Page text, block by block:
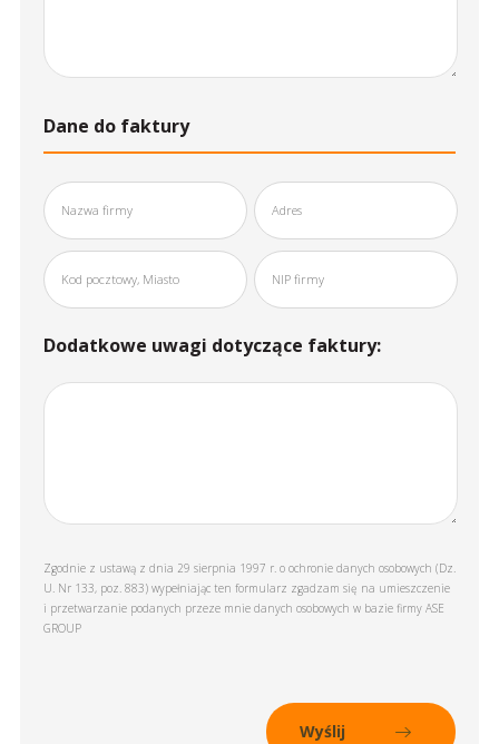
Dane do faktury
Dodatkowe uwagi dotyczące faktury:
Zgodnie z ustawą z dnia 29 sierpnia 1997 r. o ochronie danych osobowych (Dz.
U. Nr 133, poz. 883) wypełniając ten formularz zgadzam się na umieszczenie
i przetwarzanie podanych przeze mnie danych osobowych w bazie firmy ASE
GROUP